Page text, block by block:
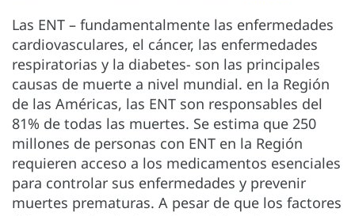
Las ENT – fundamentalmente las enfermedades
cardiovasculares, el cáncer, las enfermedades
respiratorias y la diabetes- son las principales
causas de muerte a nivel mundial. en la Región
de las Américas, las ENT son responsables del
81% de todas las muertes. Se estima que 250
millones de personas con ENT en la Región
requieren acceso a los medicamentos esenciales
para controlar sus enfermedades y prevenir
muertes prematuras. A pesar de que los factores